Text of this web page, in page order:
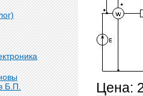
Б.П.
Цена: